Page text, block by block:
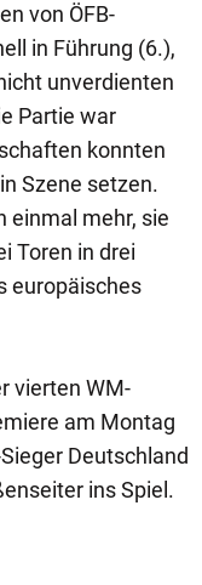
von ÖFB-
in Führung (6.),
unverdienten
Partie war
konnten
Szene setzen.
einmal mehr, sie
Toren in drei
europäisches
vierten WM-
am Montag
Deutschland
ins Spiel.